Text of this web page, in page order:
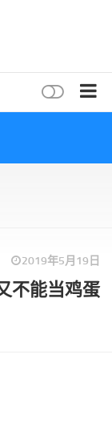
2019年5月19日
不能当鸡蛋